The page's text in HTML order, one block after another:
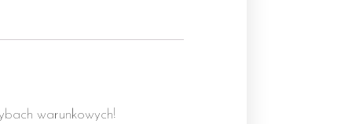
warunkowych!